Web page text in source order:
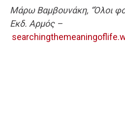
Μάρω Βαμβουνάκη, “Όλοι
Εκδ. Αρμός –